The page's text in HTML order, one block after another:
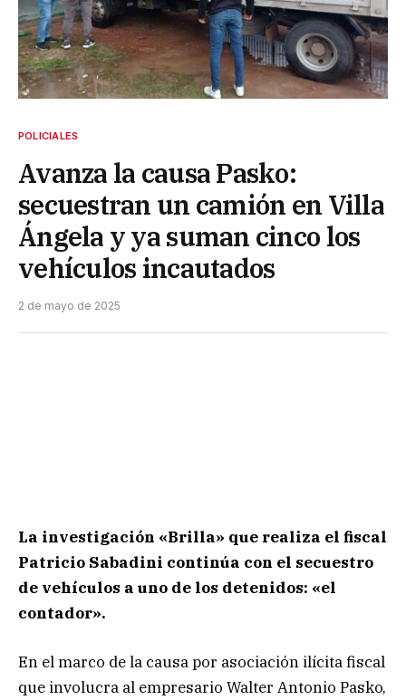
POLICIALES
Avanza la causa Pasko:
secuestran un camión en Villa
Ángela y ya suman cinco los
vehículos incautados
2 de mayo de 2025
La investigación «Brilla» que realiza el fiscal
Patricio Sabadini continúa con el secuestro
de vehículos a uno de los detenidos: «el
contador».
En el marco de la causa por asociación ilícita fiscal
que involucra al empresario Walter Antonio Pasko,